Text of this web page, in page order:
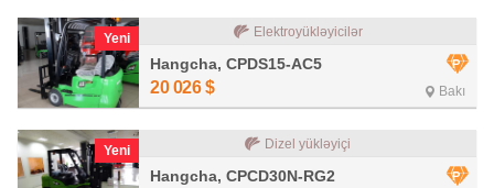
Yeni Elektroyükləyicilər
Hangcha, CPDS15-AC5
20 026 $ Bakı
Yeni Dizel yükləyiçi
Hangcha, CPCD30N-RG2